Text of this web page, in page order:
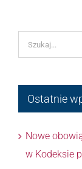
Szukaj
Ostatnie
Nowe
w Kodeksie